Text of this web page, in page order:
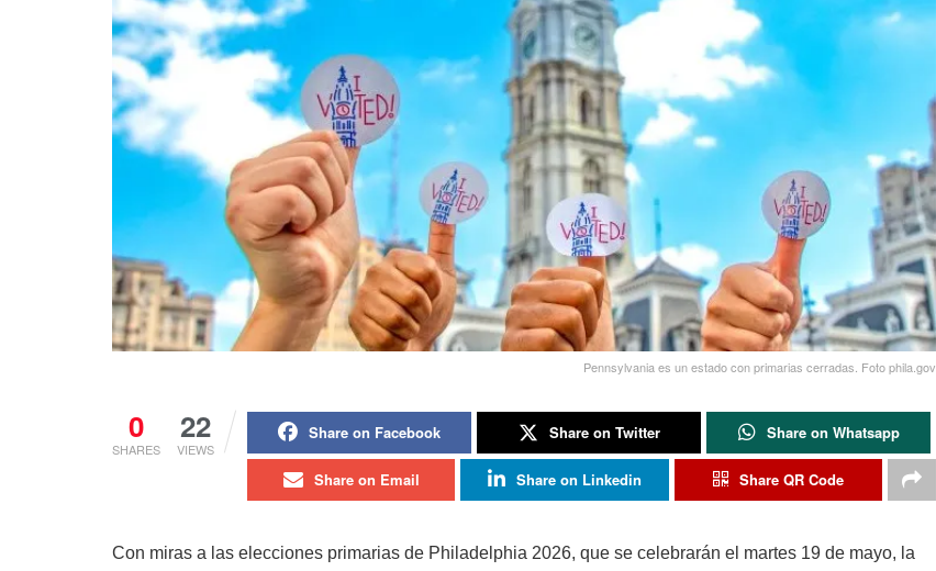
Pennsylvania es un estado con primarias cerradas. Foto phila.gov
0
SHARES
22
VIEWS
Share on Facebook Share on Twitter Share on Whatsapp
Share on Email Share on Linkedin Share QR Code
Con miras a las elecciones primarias de Philadelphia 2026, que se celebrarán el martes 19 de mayo, la